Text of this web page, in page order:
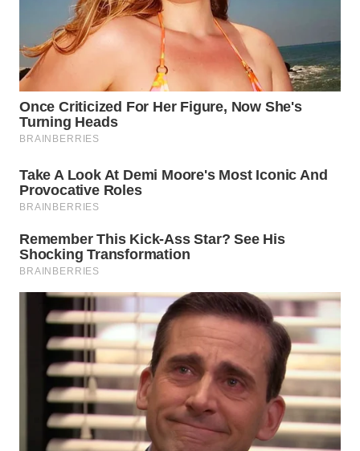
WN
CIREBON
WN
INDRAMAYU
KUNINGAN
MAJALENGKA
SUBANG
WN
SUKABUMI
WN
PURWAKARTA